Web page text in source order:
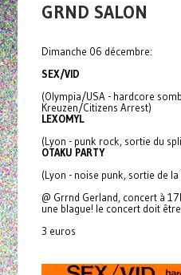
GRND SALON
Dimanche 06 décembre:
SEX/VID
(Olympia/USA - hardcore
Kreuzen/Citizens Arrest)
LEXOMYL
(Lyon - punk rock, sortie du
OTAKU PARTY
(Lyon - noise punk, sortie de la
@ Grrnd Gerland, concert à
une blague! le concert doit
3 euros